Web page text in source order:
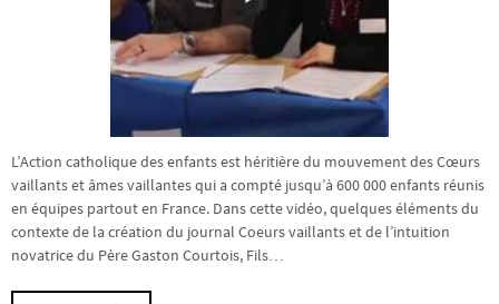
L’Action catholique des enfants est héritière du mouvement des Cœurs
vaillants et âmes vaillantes qui a compté jusqu’à 600 000 enfants réunis
en équipes partout en France. Dans cette vidéo, quelques éléments du
contexte de la création du journal Coeurs vaillants et de l’intuition
novatrice du Père Gaston Courtois, Fils…